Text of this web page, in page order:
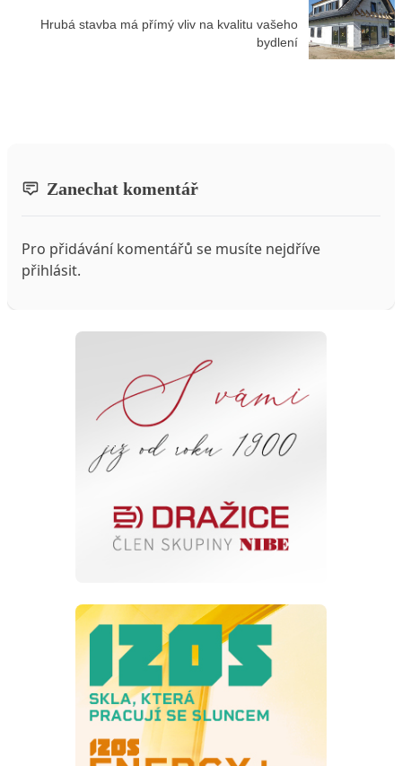
Hrubá stavba má přímý vliv na kvalitu vašeho
bydlení
Zanechat komentář
Pro přidávání komentářů se musíte nejdříve
přihlásit.